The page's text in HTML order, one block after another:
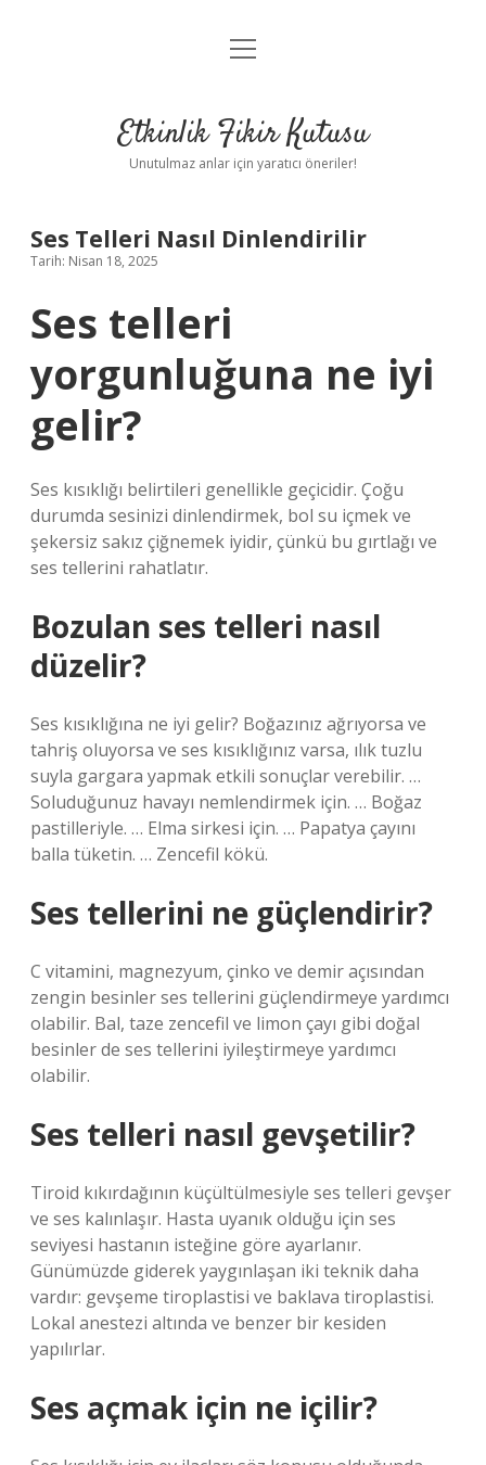
Anasayfa
Yasal Uyarı
menüyü
Etkinlik Fikir Kutusu
Unutulmaz anlar için yaratıcı öneriler!
Ses Telleri Nasıl Dinlendirilir
Tarih: Nisan 18, 2025
Ses telleri
yorgunluğuna ne iyi
gelir?
Ses kısıklığı belirtileri genellikle geçicidir. Çoğu
durumda sesinizi dinlendirmek, bol su içmek ve
şekersiz sakız çiğnemek iyidir, çünkü bu gırtlağı ve
ses tellerini rahatlatır.
Bozulan ses telleri nasıl
düzelir?
Ses kısıklığına ne iyi gelir? Boğazınız ağrıyorsa ve
tahriş oluyorsa ve ses kısıklığınız varsa, ılık tuzlu
suyla gargara yapmak etkili sonuçlar verebilir. …
Soluduğunuz havayı nemlendirmek için. … Boğaz
pastilleriyle. … Elma sirkesi için. … Papatya çayını
balla tüketin. … Zencefil kökü.
Ses tellerini ne güçlendirir?
C vitamini, magnezyum, çinko ve demir açısından
zengin besinler ses tellerini güçlendirmeye yardımcı
olabilir. Bal, taze zencefil ve limon çayı gibi doğal
besinler de ses tellerini iyileştirmeye yardımcı
olabilir.
Ses telleri nasıl gevşetilir?
Tiroid kıkırdağının küçültülmesiyle ses telleri gevşer
ve ses kalınlaşır. Hasta uyanık olduğu için ses
seviyesi hastanın isteğine göre ayarlanır.
Günümüzde giderek yaygınlaşan iki teknik daha
vardır: gevşeme tiroplastisi ve baklava tiroplastisi.
Lokal anestezi altında ve benzer bir kesiden
yapılırlar.
Ses açmak için ne içilir?